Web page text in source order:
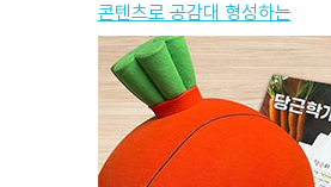
콘텐츠로 공감대 형성하는